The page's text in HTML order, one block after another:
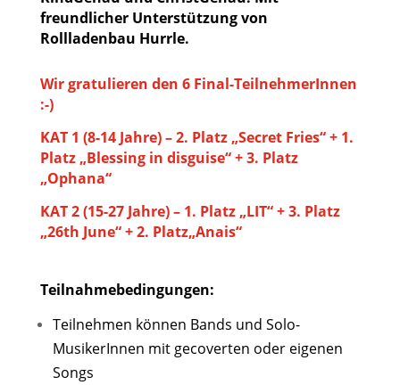
freundlicher Unterstützung von
Rollladenbau Hurrle.
Wir gratulieren den 6 Final-TeilnehmerInnen
:-)
KAT 1 (8-14 Jahre) – 2. Platz „Secret Fries“ + 1.
Platz „Blessing in disguise“ + 3. Platz
„Ophana“
KAT 2 (15-27 Jahre) – 1. Platz „LIT“ + 3. Platz
„26th June“ + 2. Platz„Anais“
Teilnahmebedingungen:
Teilnehmen können Bands und Solo-
MusikerInnen mit gecoverten oder eigenen
Songs